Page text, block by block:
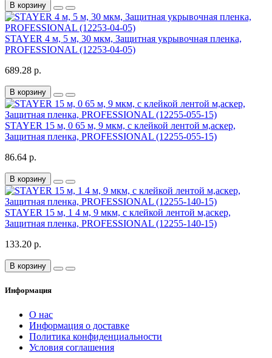
В корзину
STAYER 4 м, 5 м, 30 мкм, Защитная укрывочная пленка,
PROFESSIONAL (12253-04-05)
689.28 р.
В корзину
STAYER 15 м, 0 65 м, 9 мкм, с клейкой лентой м,аскер,
Защитная пленка, PROFESSIONAL (12255-055-15)
86.64 р.
В корзину
STAYER 15 м, 1 4 м, 9 мкм, с клейкой лентой м,аскер,
Защитная пленка, PROFESSIONAL (12255-140-15)
133.20 р.
В корзину
Информация
О нас
Информация о доставке
Политика конфиденциальности
Условия соглашения